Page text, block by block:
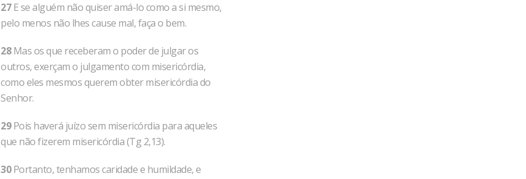
27E se alguém não quiser amá-lo como a si mesmo,
pelo menos não lhes cause mal, faça o bem.
28Mas os que receberam o poder de julgar os
outros, exerçam o julgamento com misericórdia,
como eles mesmos querem obter misericórdia do
Senhor.
29Pois haverá juízo sem misericórdia para aqueles
que não fizerem misericórdia (Tg 2,13).
30Portanto, tenhamos caridade e humildade, e